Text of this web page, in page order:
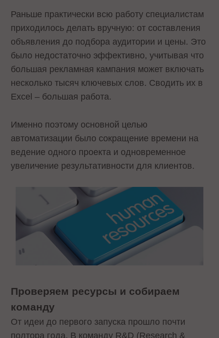
Раньше практически всю работу специалистам
приходилось делать вручную: от составления
объявления до подбора аудитории и цены. Это
было недостаточно эффективно, учитывая что
большая рекламная кампания может включать
несколько тысяч ключевых слов. Сводить их в
Excel – большая работа.
Именно поэтому основной целью
автоматизации было сокращение времени на
ведение одного проекта и одновременное
увеличение результативности для клиентов.
Проверяем ресурсы и собираем
команду
От идеи до первого запуска прошло почти
полтора года. В команду R&D (Research &